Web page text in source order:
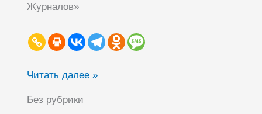
Журналов»
Читать далее »
Без рубрики